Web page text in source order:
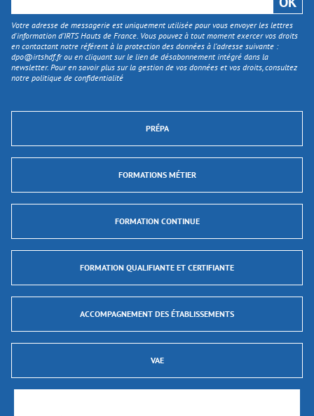
Votre adresse de messagerie est uniquement utilisée pour vous envoyer les lettres
d'information d’IRTS Hauts de France. Vous pouvez à tout moment exercer vos droits
en contactant notre référent à la protection des données à l’adresse suivante :
dpo@irtshdf.frou en cliquant sur le lien de désabonnement intégré dans la
newsletter. Pour en savoir plus sur la gestion de vos données et vos droits, consultez
notre politique de confidentialité
PRÉPA
FORMATIONS MÉTIER
FORMATION CONTINUE
FORMATION QUALIFIANTE ET CERTIFIANTE
ACCOMPAGNEMENT DES ÉTABLISSEMENTS
VAE